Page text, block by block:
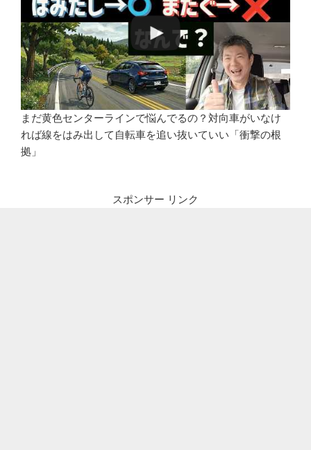
まだ黄色センターラインで悩んでるの？対向車がいなけ
れば線をはみ出して自転車を追い抜いていい「衝撃の根
拠」
スポンサー リンク